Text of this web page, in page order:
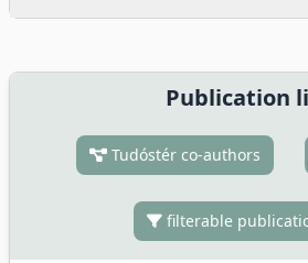
Publication
Tudóstér co-authors
filterable